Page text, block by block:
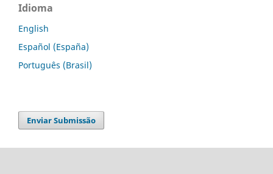
Idioma
English
Español (España)
Português (Brasil)
Enviar Submissão